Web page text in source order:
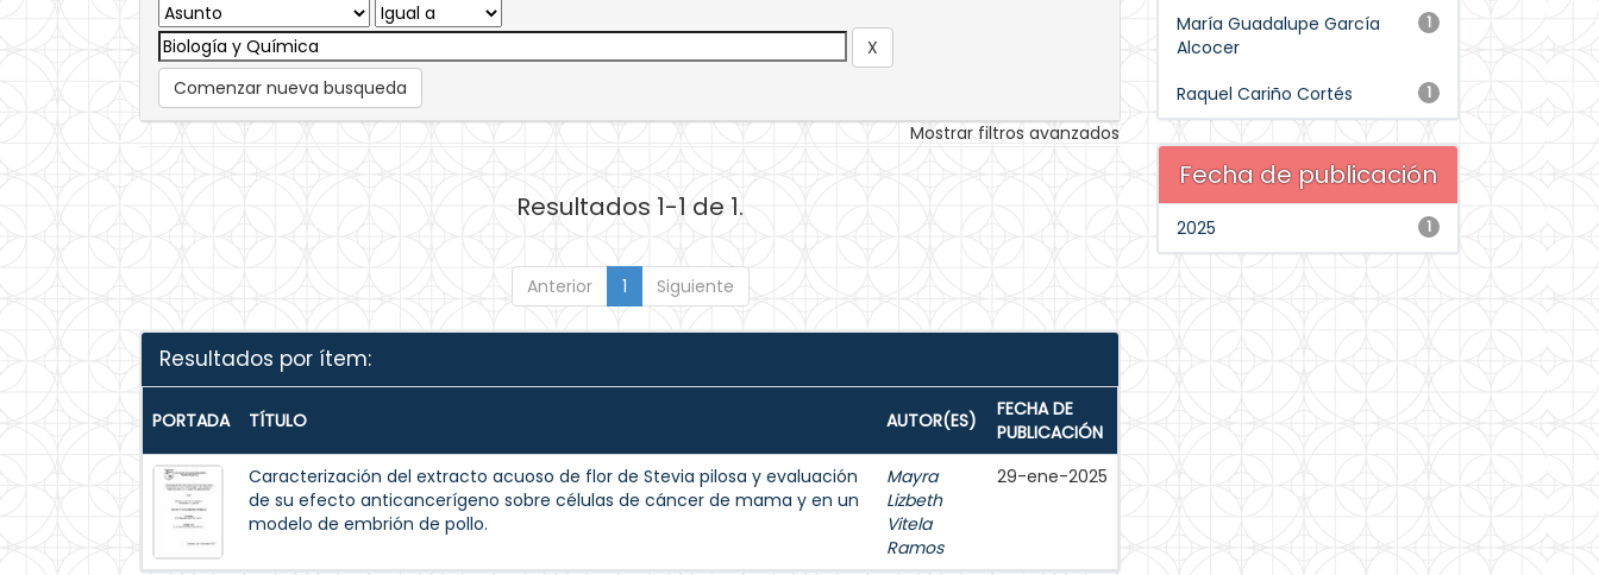
Comenzar nueva busqueda
Mostrar filtros avanzados
Resultados 1-1 de 1.
Anterior 1 Siguiente
Resultados por ítem:
PORTADA TÍTULO AUTOR(ES)
FECHA DE
PUBLICACIÓN
Caracterización del extracto acuoso de flor de Stevia pilosa y evaluación
de su efecto anticancerígeno sobre células de cáncer de mama y en un
modelo de embrión de pollo.
Mayra
Lizbeth
Vitela
Ramos
29-ene-2025
1
María Guadalupe García
Alcocer
1
Raquel Cariño Cortés
Fecha de publicación
1
2025